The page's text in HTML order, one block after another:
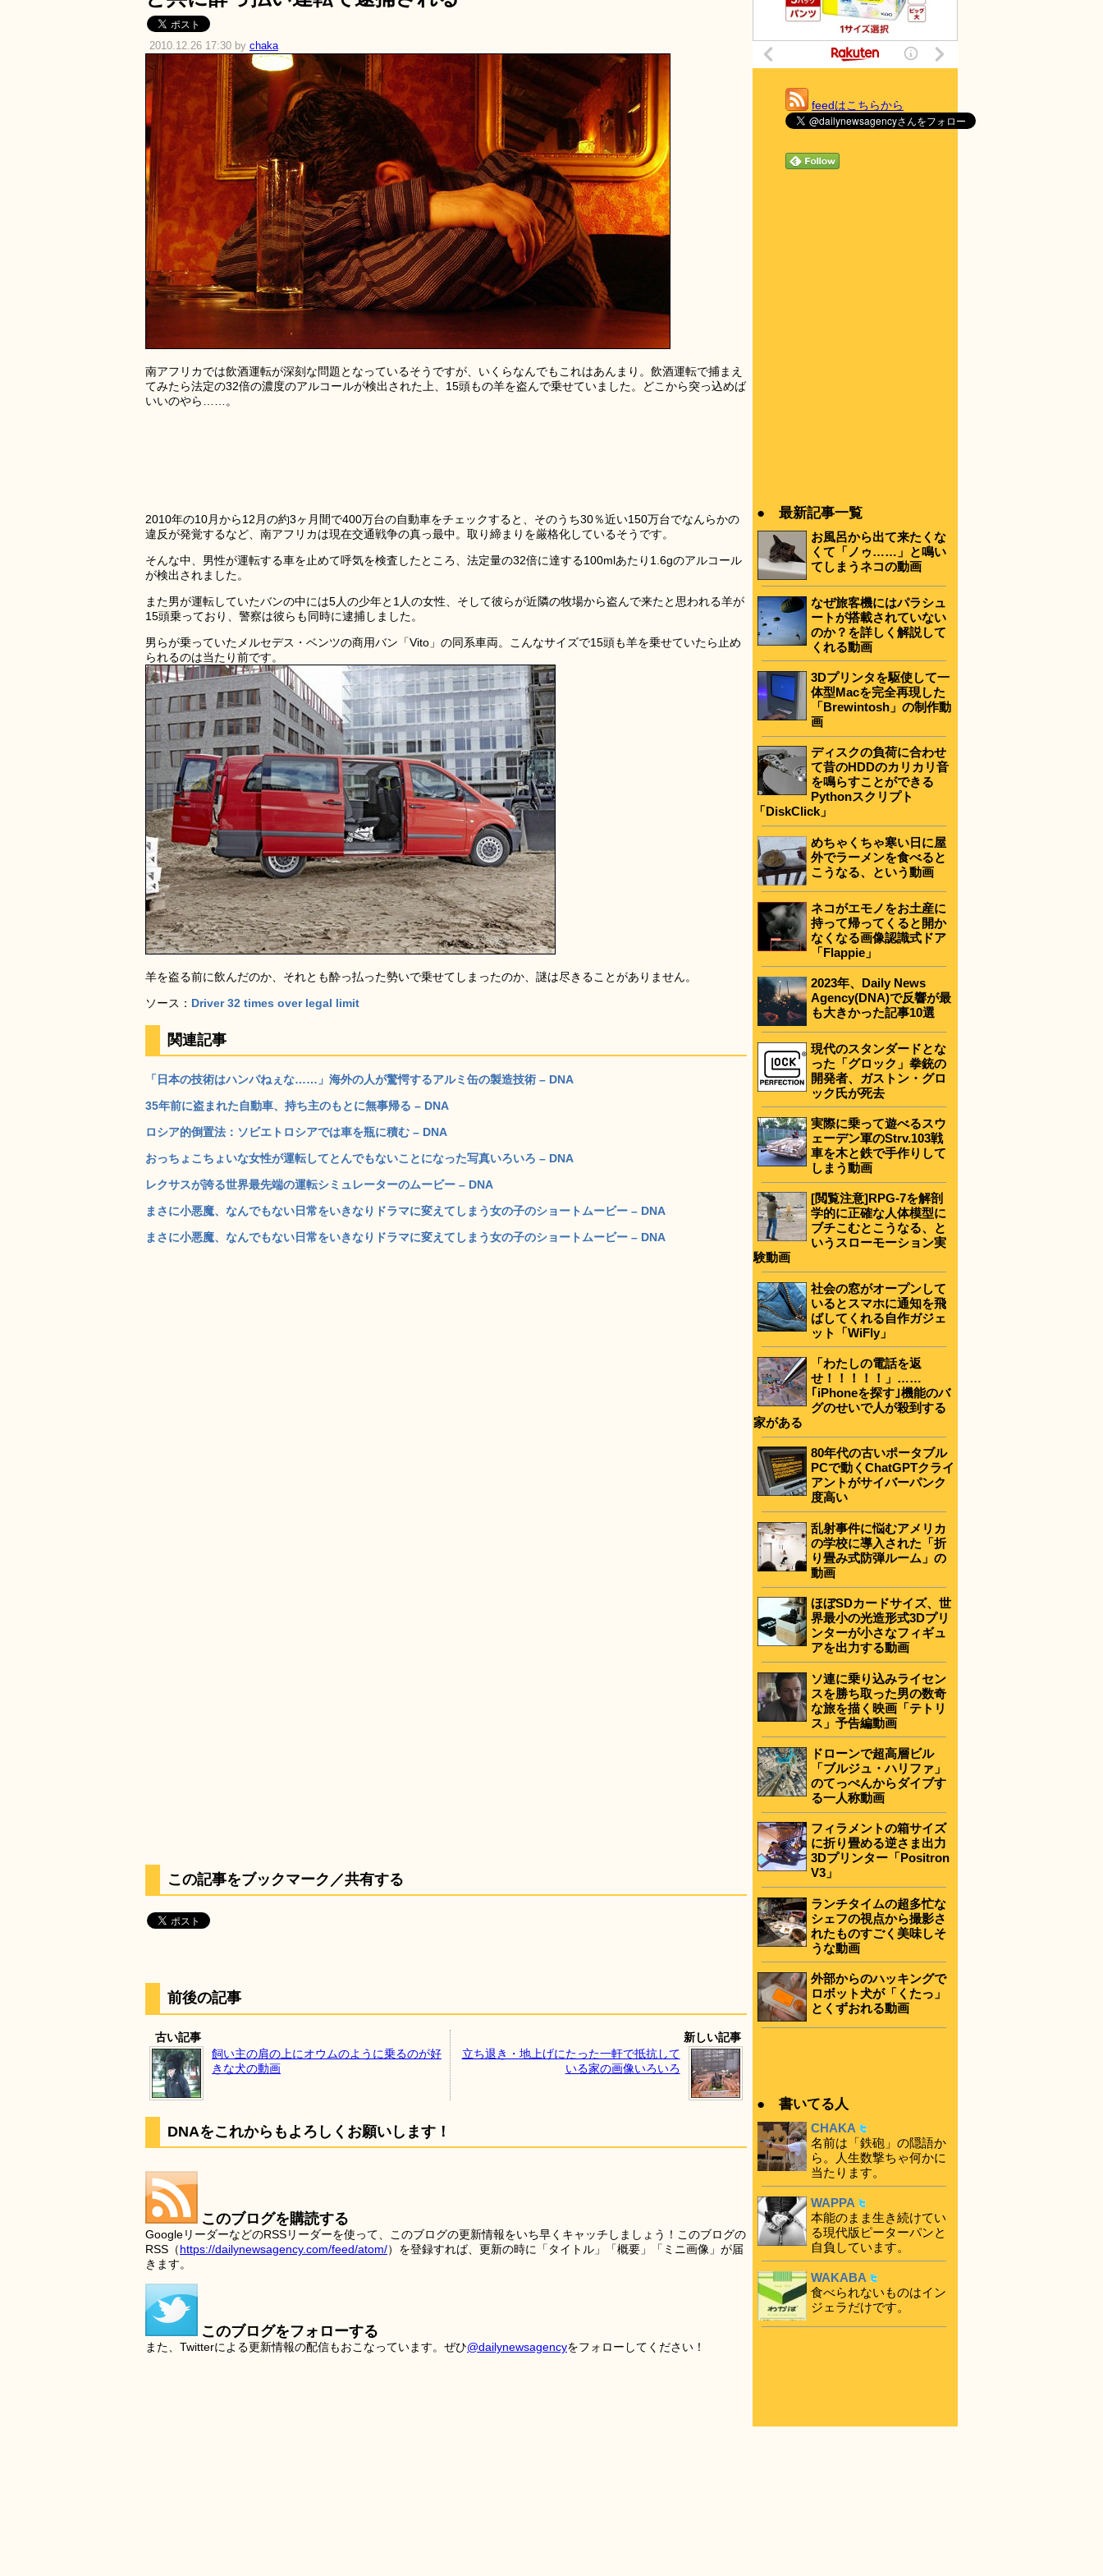
2010.12.26 17:30 by chaka
南アフリカでは飲酒運転が深刻な問題となっているそうですが、いくらなんでもこれはあんまり。飲酒運転で捕まえ
てみたら法定の32倍の濃度のアルコールが検出された上、15頭もの羊を盗んで乗せていました。どこから突っ込めば
いいのやら……。
2010年の10月から12月の約3ヶ月間で400万台の自動車をチェックすると、そのうち30％近い150万台でなんらかの
違反が発覚するなど、南アフリカは現在交通戦争の真っ最中。取り締まりを厳格化しているそうです。
そんな中、男性が運転する車を止めて呼気を検査したところ、法定量の32倍に達する100mlあたり1.6gのアルコール
が検出されました。
また男が運転していたバンの中には5人の少年と1人の女性、そして彼らが近隣の牧場から盗んで来たと思われる羊が
15頭乗っており、警察は彼らも同時に逮捕しました。
男らが乗っていたメルセデス・ベンツの商用バン「Vito」の同系車両。こんなサイズで15頭も羊を乗せていたら止め
られるのは当たり前です。
羊を盗る前に飲んだのか、それとも酔っ払った勢いで乗せてしまったのか、謎は尽きることがありません。
ソース： Driver 32 times over legal limit
関連記事
「日本の技術はハンパねぇな……」海外の人が驚愕するアルミ缶の製造技術 – DNA
35年前に盗まれた自動車、持ち主のもとに無事帰る – DNA
ロシア的倒置法：ソビエトロシアでは車を瓶に積む – DNA
おっちょこちょいな女性が運転してとんでもないことになった写真いろいろ – DNA
レクサスが誇る世界最先端の運転シミュレーターのムービー – DNA
まさに小悪魔、なんでもない日常をいきなりドラマに変えてしまう女の子のショートムービー – DNA
まさに小悪魔、なんでもない日常をいきなりドラマに変えてしまう女の子のショートムービー – DNA
この記事をブックマーク／共有する
前後の記事
古い記事
飼い主の肩の上にオウムのように乗るのが好
きな犬の動画
新しい記事
立ち退き・地上げにたった一軒で抵抗して
いる家の画像いろいろ
DNAをこれからもよろしくお願いします！
このブログを購読する
GoogleリーダーなどのRSSリーダーを使って、このブログの更新情報をいち早くキャッチしましょう！このブログの
RSS（https://dailynewsagency.com/feed/atom/）を登録すれば、更新の時に「タイトル」「概要」「ミニ画像」が届
きます。
このブログをフォローする
また、Twitterによる更新情報の配信もおこなっています。ぜひ@dailynewsagencyをフォローしてください！
feedはこちらから
● 最新記事一覧
お風呂から出て来たくな
くて「ノゥ……」と鳴い
てしまうネコの動画
なぜ旅客機にはパラシュ
ートが搭載されていない
のか？を詳しく解説して
くれる動画
3Dプリンタを駆使して一
体型Macを完全再現した
「Brewintosh」の制作動
画
ディスクの負荷に合わせ
て昔のHDDのカリカリ音
を鳴らすことができる
Pythonスクリプト
「DiskClick」
めちゃくちゃ寒い日に屋
外でラーメンを食べると
こうなる、という動画
ネコがエモノをお土産に
持って帰ってくると開か
なくなる画像認識式ドア
「Flappie」
2023年、Daily News
Agency(DNA)で反響が最
も大きかった記事10選
現代のスタンダードとな
った「グロック」拳銃の
開発者、ガストン・グロ
ック氏が死去
実際に乗って遊べるスウ
ェーデン軍のStrv.103戦
車を木と鉄で手作りして
しまう動画
[閲覧注意]RPG-7を解剖
学的に正確な人体模型に
ブチこむとこうなる、と
いうスローモーション実
験動画
社会の窓がオープンして
いるとスマホに通知を飛
ばしてくれる自作ガジェ
ット「WiFly」
「わたしの電話を返
せ！！！！！」……
｢iPhoneを探す｣機能のバ
グのせいで人が殺到する
家がある
80年代の古いポータブル
PCで動くChatGPTクライ
アントがサイバーパンク
度高い
乱射事件に悩むアメリカ
の学校に導入された「折
り畳み式防弾ルーム」の
動画
ほぼSDカードサイズ、世
界最小の光造形式3Dプリ
ンターが小さなフィギュ
アを出力する動画
ソ連に乗り込みライセン
スを勝ち取った男の数奇
な旅を描く映画「テトリ
ス」予告編動画
ドローンで超高層ビル
「ブルジュ・ハリファ」
のてっぺんからダイブす
る一人称動画
フィラメントの箱サイズ
に折り畳める逆さま出力
3Dプリンター「Positron
V3」
ランチタイムの超多忙な
シェフの視点から撮影さ
れたものすごく美味しそ
うな動画
外部からのハッキングで
ロボット犬が「くたっ」
とくずおれる動画
● 書いてる人
CHAKA
名前は「鉄砲」の隠語か
ら。人生数撃ちゃ何かに
当たります。
WAPPA
本能のまま生き続けてい
る現代版ピーターパンと
自負しています。
WAKABA
食べられないものはイン
ジェラだけです。